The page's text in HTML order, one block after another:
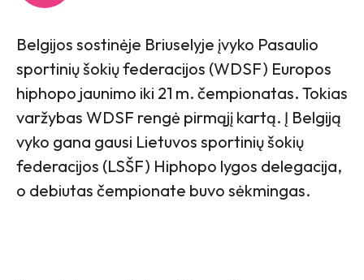
Belgijos sostinėje Briuselyje įvyko Pasaulio
sportinių šokių federacijos (WDSF) Europos
hiphopo jaunimo iki 21 m. čempionatas. Tokias
varžybas WDSF rengė pirmąjį kartą. Į Belgiją
vyko gana gausi Lietuvos sportinių šokių
federacijos (LSŠF) Hiphopo lygos delegacija,
o debiutas čempionate buvo sėkmingas.